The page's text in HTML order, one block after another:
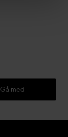
Gå med